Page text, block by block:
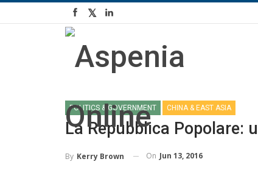
POLITICS & GOVERNMENT CHINA & EAST ASIA
La Repubblica Popolare:
By Kerry Brown On Jun 13, 2016